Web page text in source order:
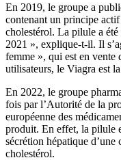
En 2019, le groupe a
contenant un principe
cholestérol. La pilule a été
2021 », explique-t-il. Il
femme », qui est en vente
utilisateurs, le Viagra est
En 2022, le groupe
fois par l’Autorité de la
européenne des
produit. En effet, la pilule
sécrétion hépatique
cholestérol.